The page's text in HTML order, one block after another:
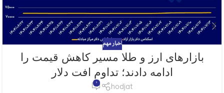
اخبار مهم
بازارهای ارز و طلا مسیر کاهش قیمت را
ادامه دادند؛ تداوم افت دلار
hodjat
0